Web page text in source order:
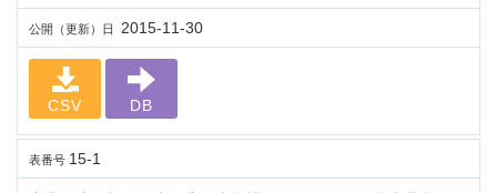
公開（更新）日 2015-11-30
CSV DB
表番号 15-1